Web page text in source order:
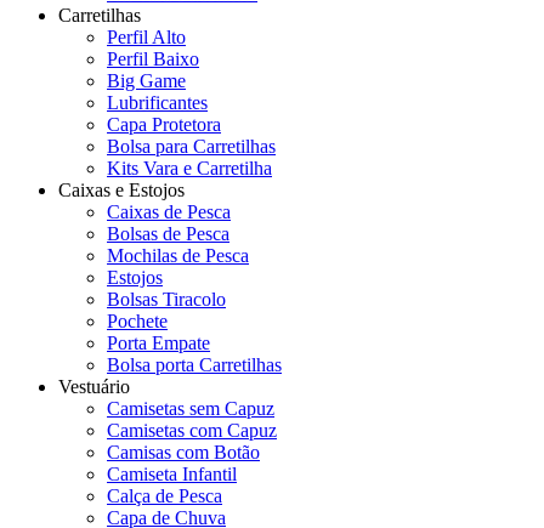
Carretilhas
Perfil Alto
Perfil Baixo
Big Game
Lubrificantes
Capa Protetora
Bolsa para Carretilhas
Kits Vara e Carretilha
Caixas e Estojos
Caixas de Pesca
Bolsas de Pesca
Mochilas de Pesca
Estojos
Bolsas Tiracolo
Pochete
Porta Empate
Bolsa porta Carretilhas
Vestuário
Camisetas sem Capuz
Camisetas com Capuz
Camisas com Botão
Camiseta Infantil
Calça de Pesca
Capa de Chuva